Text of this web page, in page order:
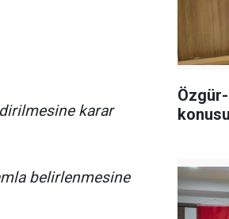
karar
belirlenmesine
Özgür-Der